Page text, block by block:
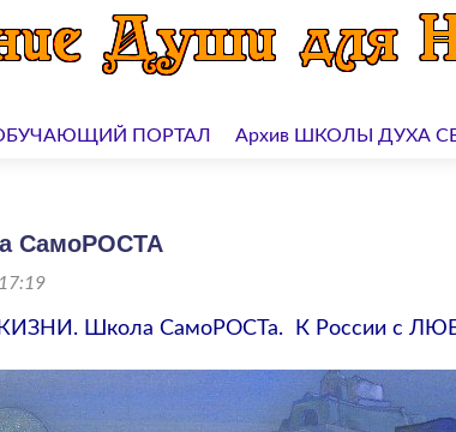
ПОРТАЛ Архив ШКОЛЫ ДУХА
СамоРОСТА
Школа СамоРОСТа. К России с